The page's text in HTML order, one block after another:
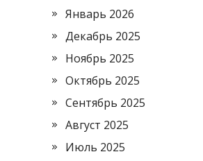
Январь 2026
Декабрь 2025
Ноябрь 2025
Октябрь 2025
Сентябрь 2025
Август 2025
Июль 2025